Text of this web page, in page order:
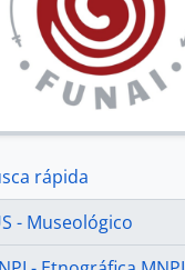
rápida
- Museológico